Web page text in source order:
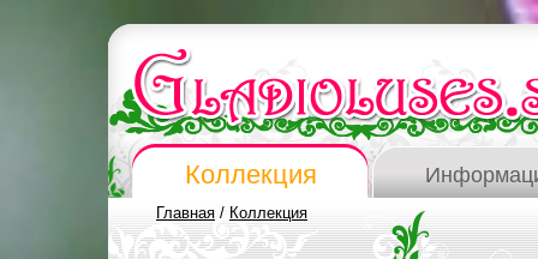
Коллекция
Главная / Коллекция